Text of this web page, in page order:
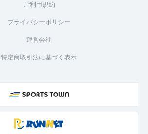
ご利用規約
プライバシーポリシー
運営会社
特定商取引法に基づく表示